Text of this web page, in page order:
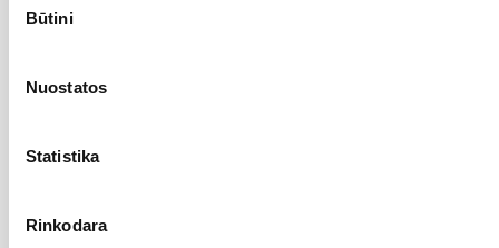
pasirinkimas
Būtini
Nuostatos
Statistika
Rinkodara